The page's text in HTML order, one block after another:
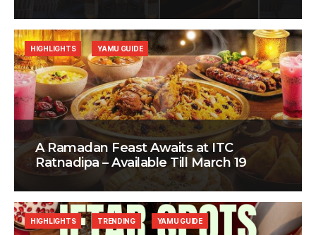
A Ramadan Feast Awaits at ITC
Ratnadipa – Available Till March 19
HIGHLIGHTS YAMU GUIDE
HIGHLIGHTS TRENDING YAMU GUIDE